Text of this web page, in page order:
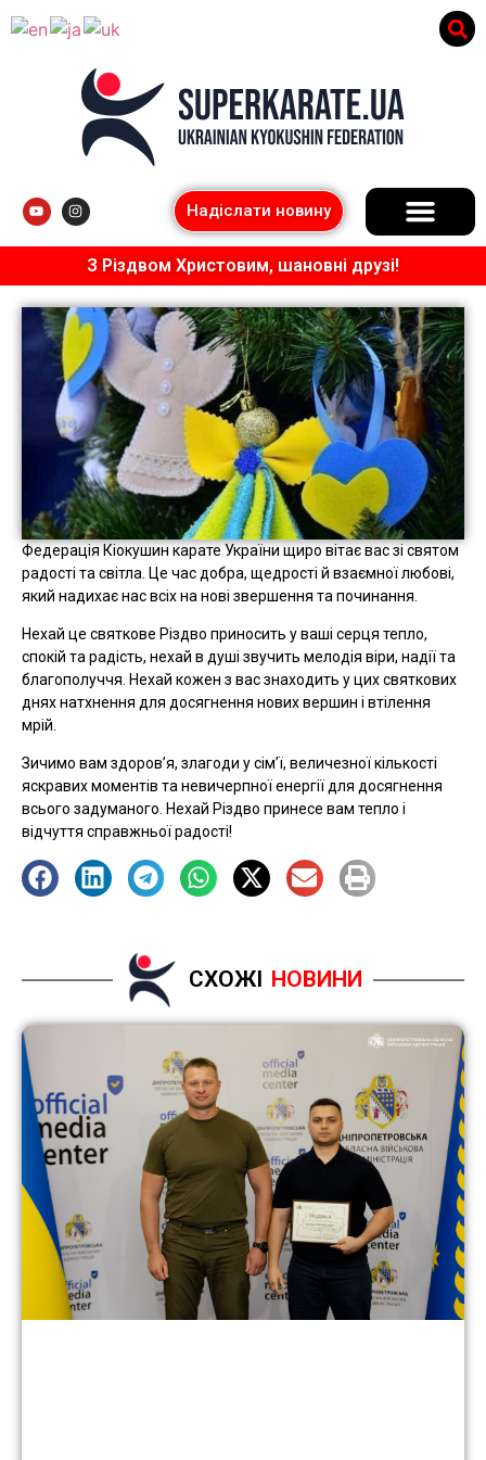
Надіслати новину
З Різдвом Христовим, шановні друзі!
Федерація Кіокушин карате України щиро вітає вас зі святом
радості та світла. Це час добра, щедрості й взаємної любові,
який надихає нас всіх на нові звершення та починання.
Нехай це святкове Різдво приносить у ваші серця тепло,
спокій та радість, нехай в душі звучить мелодія віри, надії та
благополуччя. Нехай кожен з вас знаходить у цих святкових
днях натхнення для досягнення нових вершин і втілення
мрій.
Зичимо вам здоров’я, злагоди у сім’ї, величезної кількості
яскравих моментів та невичерпної енергії для досягнення
всього задуманого. Нехай Різдво принесе вам тепло і
відчуття справжньої радості!
СХОЖІ НОВИНИ